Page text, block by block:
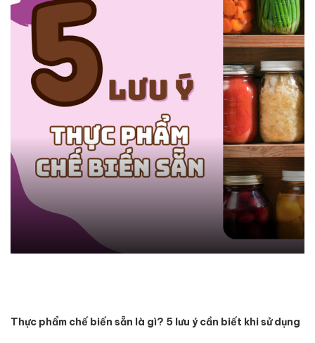
Thực phẩm chế biến sẵn là gì? 5 lưu ý cần biết khi sử dụng